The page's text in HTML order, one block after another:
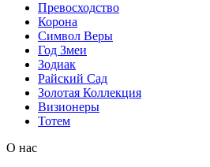
Превосходство
Корона
Символ Веры
Год Змеи
Зодиак
Райский Сад
Золотая Коллекция
Визионеры
Тотем
О нас